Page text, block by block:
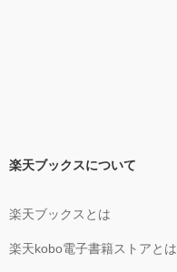
楽天ブックスについて
楽天ブックスとは
楽天kobo電子書籍ストアとは